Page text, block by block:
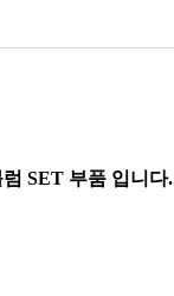
SET 부품 입니다.